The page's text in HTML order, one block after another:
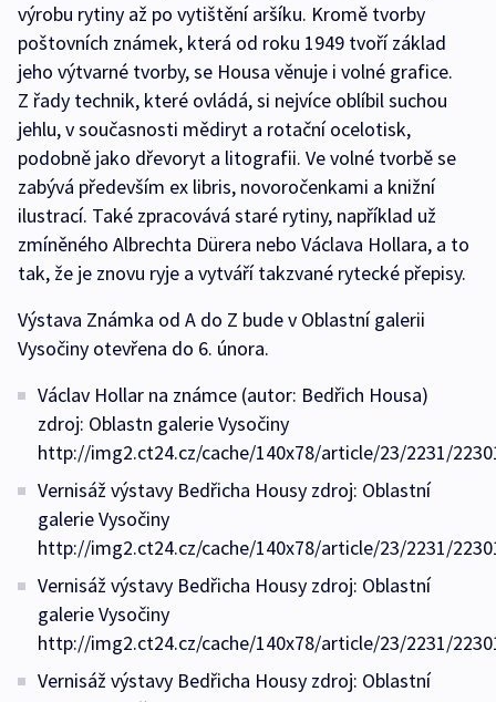
výrobu rytiny až po vytištění aršíku. Kromě tvorby
poštovních známek, která od roku 1949 tvoří základ
jeho výtvarné tvorby, se Housa věnuje i volné grafice.
Z řady technik, které ovládá, si nejvíce oblíbil suchou
jehlu, v současnosti mědiryt a rotační ocelotisk,
podobně jako dřevoryt a litografii. Ve volné tvorbě se
zabývá především ex libris, novoročenkami a knižní
ilustrací. Také zpracovává staré rytiny, například už
zmíněného Albrechta Dürera nebo Václava Hollara, a to
tak, že je znovu ryje a vytváří takzvané rytecké přepisy.
Výstava Známka od A do Z bude v Oblastní galerii
Vysočiny otevřena do 6. února.
Václav Hollar na známce (autor: Bedřich Housa)
zdroj: Oblastn galerie Vysočiny
http://img2.ct24.cz/cache/140x78/article/23/2231/
Vernisáž výstavy Bedřicha Housy zdroj: Oblastní
galerie Vysočiny
http://img2.ct24.cz/cache/140x78/article/23/2231/
Vernisáž výstavy Bedřicha Housy zdroj: Oblastní
galerie Vysočiny
http://img2.ct24.cz/cache/140x78/article/23/2231/
Vernisáž výstavy Bedřicha Housy zdroj: Oblastní